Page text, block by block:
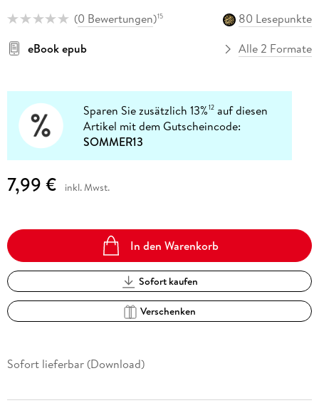
(0 Bewertungen)15
80 Lesepunkte
eBook epub
Alle 2 Formate
Sparen Sie zusätzlich 13%12 auf diesen
Artikel mit dem Gutscheincode:
SOMMER13
7,99 € inkl. Mwst.
In den Warenkorb
Sofort kaufen
Verschenken
Sofort lieferbar (Download)